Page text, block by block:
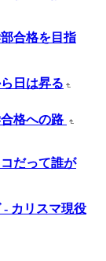
合格を目指
日は昇る
格への路
だって誰が
- カリスマ現役